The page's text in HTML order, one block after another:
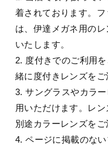
着されております。
は、伊達メガネ用の
いたします。
2. 度付きでのご利用
緒に度付きレンズをご
3. サングラスやカラ
用いただけます。レ
別途カラーレンズをご
4. ページに掲載のな